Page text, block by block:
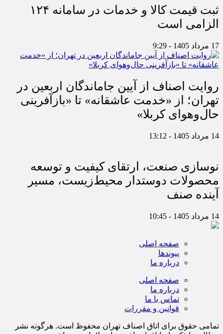
ثبت قیمت کالا و خدمات در سامانه ۱۲۴
الزامی است
17 مرداد 1405 - 9:29
روایت اصناف از آیین جاماندگان اربعین در
تهران؛ از «خدمت عاشقانه» تا «بازآفرینی
حال‌وهوای کربلا»
14 مرداد 1405 - 13:12
نوسازی صنعت، ارتقای کیفیت و توسعه
محصولات دوستدار محیط‌زیست، مسیر
آینده صنف
14 مرداد 1405 - 10:45
صفحه اصلی
پیوندها
درباره ما
صفحه اصلی
درباره ما
تماس با ما
قوانین و مقررات
تمامی حقوق برای اتاق اصناف تهران محفوظ است. هرگونه نشر